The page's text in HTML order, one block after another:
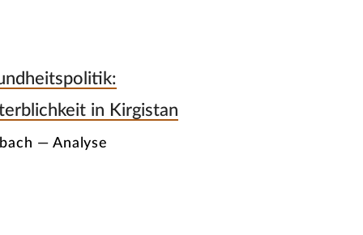
in Kirgistan
— Analyse